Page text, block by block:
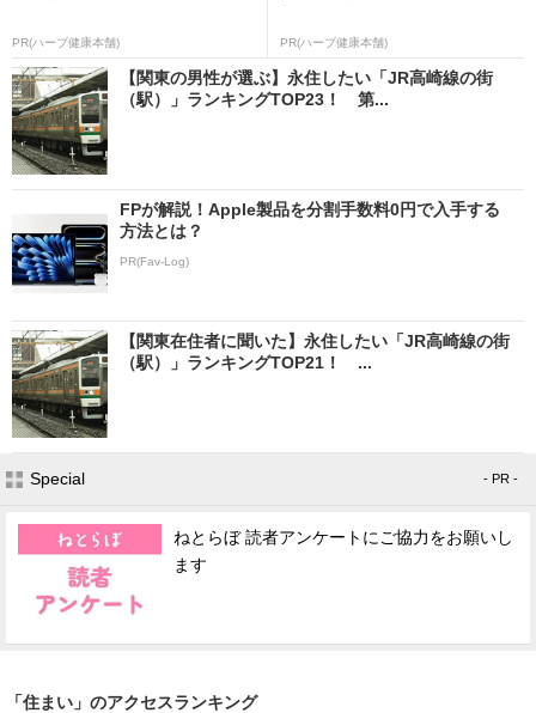
PR(ハーブ健康本舗) PR(ハーブ健康本舗)
【関東の男性が選ぶ】永住したい「JR高崎線の街
（駅）」ランキングTOP23！ 第...
FPが解説！Apple製品を分割手数料0円で入手する
方法とは？
PR(Fav-Log)
【関東在住者に聞いた】永住したい「JR高崎線の街
（駅）」ランキングTOP21！ ...
Special - PR -
ねとらぼ 読者アンケートにご協力をお願いし
ます
「住まい」のアクセスランキング